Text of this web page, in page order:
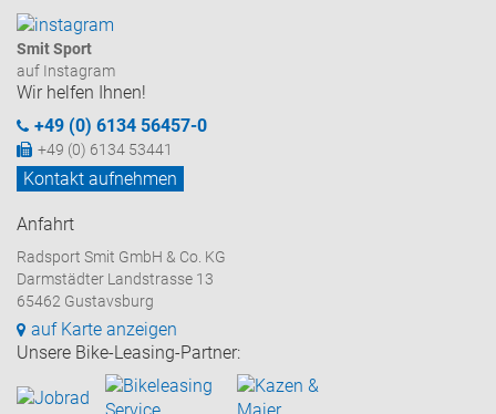
Smit Sport
auf Instagram
Wir helfen Ihnen!
+49 (0) 6134 56457-0
+49 (0) 6134 53441
Kontakt aufnehmen
Anfahrt
Radsport Smit GmbH & Co. KG
Darmstädter Landstrasse 13
65462 Gustavsburg
auf Karte anzeigen
Unsere Bike-Leasing-Partner: